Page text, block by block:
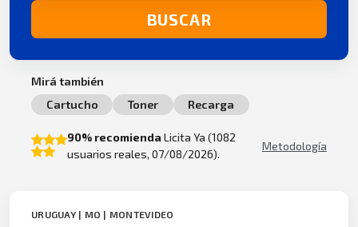
BUSCAR
Mirá también
Cartucho
Toner Recarga
90% recomienda Licita Ya (1082
usuarios reales, 07/08/2026).
Metodología
URUGUAY | MO | MONTEVIDEO